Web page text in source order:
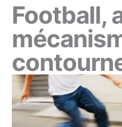
Football,